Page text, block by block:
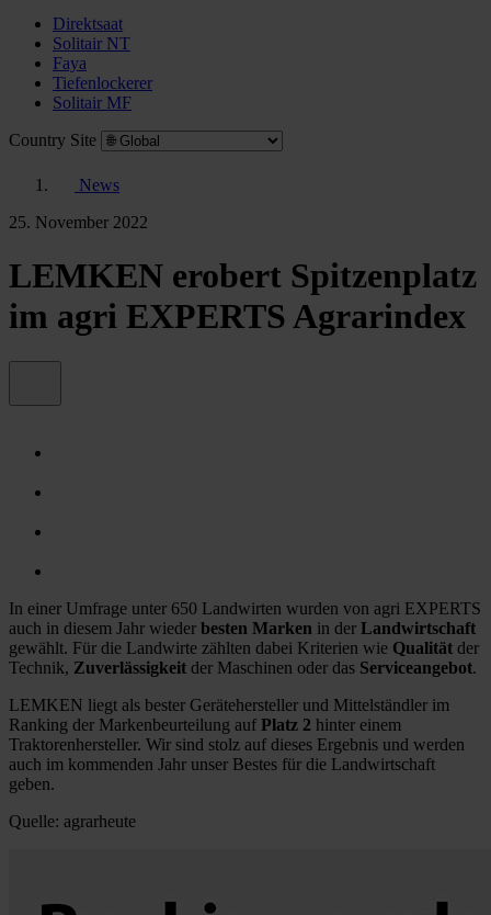
Direktsaat
Solitair NT
Faya
Tiefenlockerer
Solitair MF
Country Site
News
25. November 2022
LEMKEN erobert Spitzenplatz
im agri EXPERTS Agrarindex
In einer Umfrage unter 650 Landwirten wurden von agri EXPERTS
auch in diesem Jahr wieder besten Marken in der Landwirtschaft
gewählt. Für die Landwirte zählten dabei Kriterien wie Qualität der
Technik, Zuverlässigkeit der Maschinen oder das Serviceangebot.
LEMKEN liegt als bester Gerätehersteller und Mittelständler im
Ranking der Markenbeurteilung auf Platz 2 hinter einem
Traktorenhersteller. Wir sind stolz auf dieses Ergebnis und werden
auch im kommenden Jahr unser Bestes für die Landwirtschaft
geben.
Quelle: agrarheute